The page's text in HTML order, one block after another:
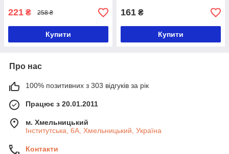
221 ₴ 258 ₴
Купити
161 ₴
Купити
Про нас
100% позитивних з 303 відгуків за рік
Працює з 20.01.2011
м. Хмельницький
Інститутська, 6А, Хмельницький, Україна
Контакти